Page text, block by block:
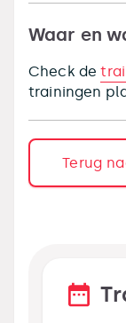
Waar en
Check de
trainingen
Terug